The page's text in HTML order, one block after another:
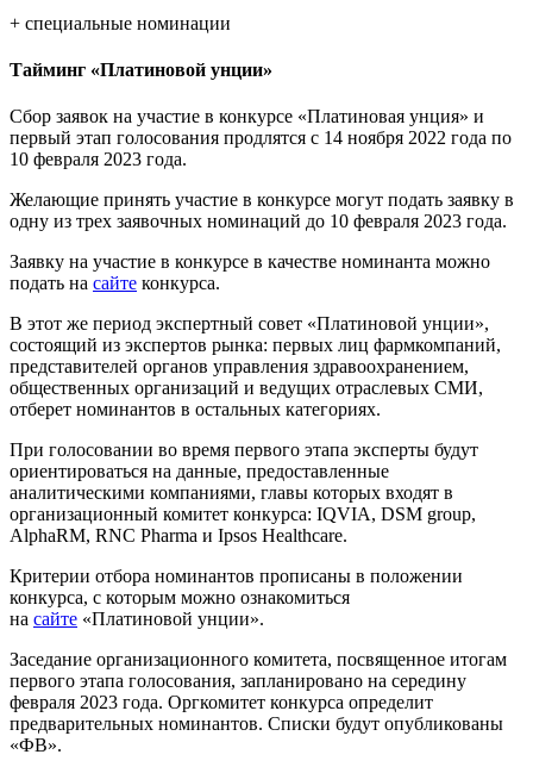
+ специальные номинации
Тайминг «Платиновой унции»
Сбор заявок на участие в конкурсе «Платиновая унция» и
первый этап голосования продлятся с 14 ноября 2022 года по
10 февраля 2023 года.
Желающие принять участие в конкурсе могут подать заявку в
одну из трех заявочных номинаций до 10 февраля 2023 года.
Заявку на участие в конкурсе в качестве номинанта можно
подать на сайте конкурса.
В этот же период экспертный совет «Платиновой унции»,
состоящий из экспертов рынка: первых лиц фармкомпаний,
представителей органов управления здравоохранением,
общественных организаций и ведущих отраслевых СМИ,
отберет номинантов в остальных категориях.
При голосовании во время первого этапа эксперты будут
ориентироваться на данные, предоставленные
аналитическими компаниями, главы которых входят в
организационный комитет конкурса: IQVIA, DSM group,
AlphaRM, RNC Pharma и Ipsos Healthcare.
Критерии отбора номинантов прописаны в положении
конкурса, с которым можно ознакомиться
на сайте «Платиновой унции».
Заседание организационного комитета, посвященное итогам
первого этапа голосования, запланировано на середину
февраля 2023 года. Оргкомитет конкурса определит
предварительных номинантов. Списки будут опубликованы
«ФВ».